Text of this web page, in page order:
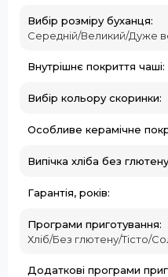
Вибір розміру буханця:
Середній/Великий/Дуже
Внутрішнє покриття чаші:
Вибір кольору скоринки:
Особливе керамічне
Випічка хліба без
Гарантія, років:
Програми приготування:
Хліб/Без глютену/Тісто/
Додаткові програми